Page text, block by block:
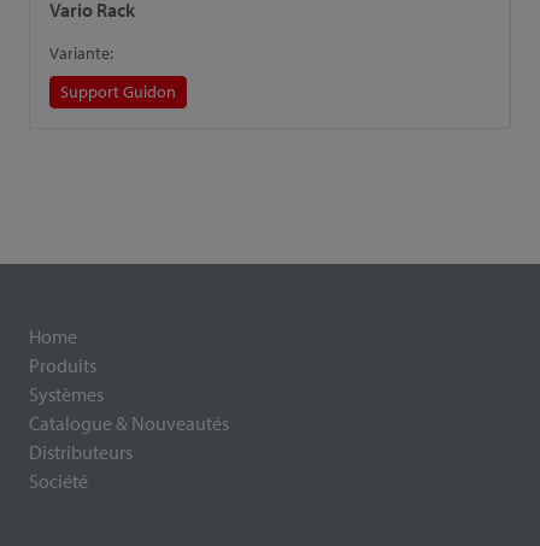
Vario Rack
Variante:
Support Guidon
Home
Produits
Systèmes
Catalogue & Nouveautés
Distributeurs
Société